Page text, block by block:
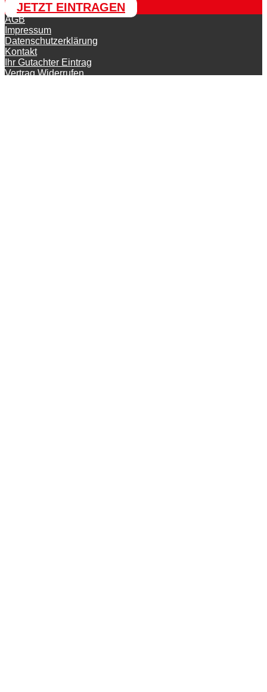
JETZT EINTRAGEN
AGB
Impressum
Datenschutzerklärung
Kontakt
Ihr Gutachter Eintrag
Vertrag Widerrufen